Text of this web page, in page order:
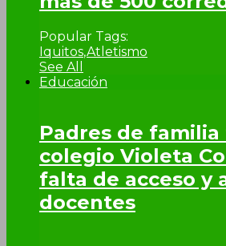
Popular Tags:
Iquitos,Atletismo
See All
Educación
Padres de familia
colegio Violeta
falta de acceso y
docentes